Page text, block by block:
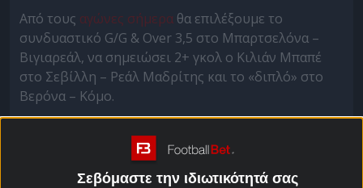
Σεβόμαστε την ιδιωτικότητά σας
Από τους αγώνες σήμερα θα επιλέξουμε το
συνδυαστικό G/G & Over 3,5 στο Μπαρτσελόνα –
Βιγιαρεάλ, να σημειώσει 2+ γκολ ο Κιλιάν Μπαπέ
στο Σεβίλλη – Ρεάλ Μαδρίτης και το «διπλό» στο
Βερόνα – Κόμο.
Μπαρτσελόνα – Βιγιαρεάλ
στοίχημα